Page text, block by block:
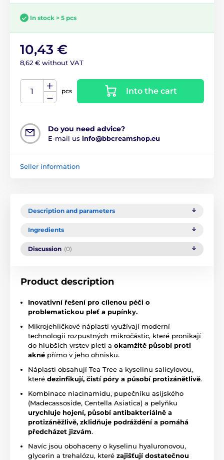
In stock > 5 pcs
10,43 €
8,62 € without VAT
pcs Into the cart
Do you need advice?
E-mail us info@bbcreamshop.eu
Seller information
Description and parameters
Ingredients
Discussion (0)
Product description
Inovativní řešení pro cílenou péči o
problematickou pleť a pupínky.
Mikrojehličkové náplasti využívají moderní
technologii rozpustných mikročástic, které pronikají
do hlubších vrstev pleti a okamžitě působí proti
akné přímo v jeho ohnisku.
Náplasti obsahují Tea Tree a kyselinu salicylovou,
které dezinfikují, čistí póry a působí protizánětlivě.
Kombinace niacinamidu, pupečníku asijského
(Madecassoside, Centella Asiatica) a pelyňku
urychluje hojení, působí antibakteriálně a
protizáněžlivě, zklidňuje podráždění a pomáhá
předcházet jizvám.
Navíc jsou obohaceny o kyselinu hyaluronovou,
glycerin a trehalózu, které zajišťují dostatečnou